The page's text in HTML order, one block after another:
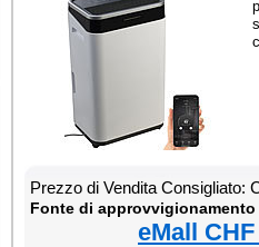
Prezzo di Vendita Consigliato:
Fonte di
eMall